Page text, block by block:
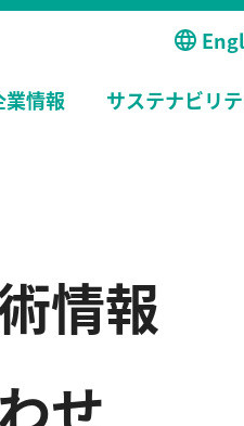
業情報 サステナビリ
情報
せ